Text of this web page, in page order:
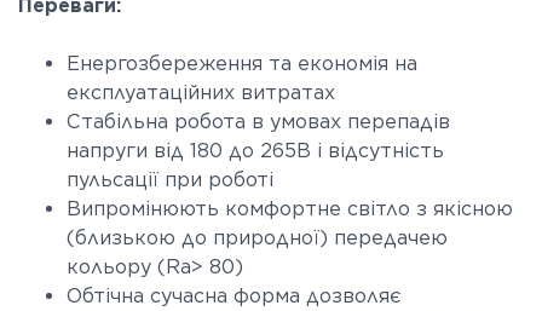
Переваги:
Енергозбереження та економія на
експлуатаційних витратах
Стабільна робота в умовах перепадів
напруги від 180 до 265В і відсутність
пульсації при роботі
Випромінюють комфортне світло з якісною
(близькою до природної) передачею
кольору (Ra> 80)
Обтічна сучасна форма дозволяє